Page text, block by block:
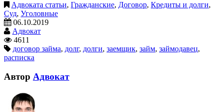
Адвоката статьи, Гражданские, Договор, Кредиты и долги,
Суд, Уголовные
06.10.2019
Адвокат
4611
договор займа, долг, долги, заемщик, займ, займодавец,
расписка
Автор Адвокат